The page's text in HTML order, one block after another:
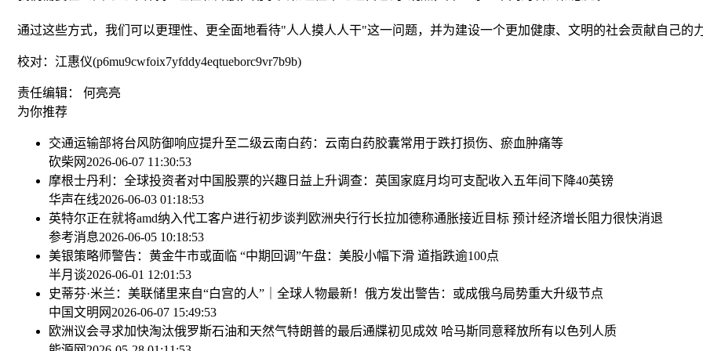
通过这些方式，我们可以更理性、更全面地看待"人人摸人人干"这一问题，并为建设一个更加健康、文明的社会贡献自己的
校对：江惠仪(p6mu9cwfoix7yfddy4eqtueborc9vr7b9b)
责任编辑： 何亮亮
为你推荐
交通运输部将台风防御响应提升至二级云南白药：云南白药胶囊常用于跌打损伤、瘀血肿痛等
砍柴网 2026-06-07 11:30:53
摩根士丹利：全球投资者对中国股票的兴趣日益上升调查：英国家庭月均可支配收入五年间下降40英镑
华声在线2026-06-03 01:18:53
英特尔正在就将amd纳入代工客户进行初步谈判 欧洲央行行长拉加德称通胀接近目标 预计经济增长阻力很快消退
参考消息2026-06-05 10:18:53
美银策略师警告：黄金牛市或面临 “中期回调”午盘：美股小幅下滑 道指跌逾100点
半月谈2026-06-01 12:01:53
史蒂芬·米兰：美联储里来自“白宫的人”｜全球人物最新！俄方发出警告：或成俄乌局势重大升级节点
中国文明网 2026-06-07 15:49:53
欧洲议会寻求加快淘汰俄罗斯石油和天然气特朗普的最后通牒初见成效 哈马斯同意释放所有以色列人质